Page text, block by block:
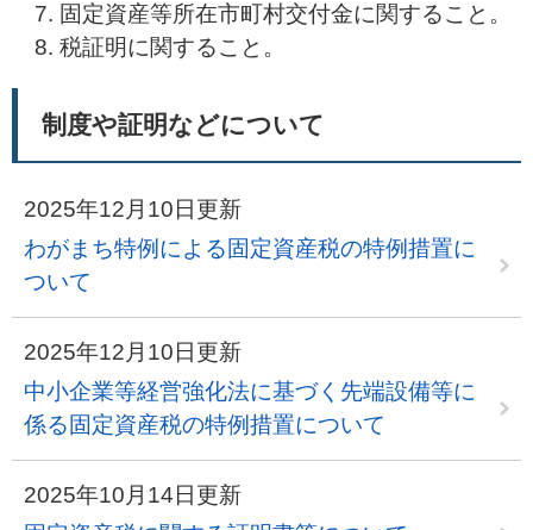
固定資産等所在市町村交付金に関すること。
税証明に関すること。
制度や証明などについて
2025年12月10日更新
わがまち特例による固定資産税の特例措置に
ついて
2025年12月10日更新
中小企業等経営強化法に基づく先端設備等に
係る固定資産税の特例措置について
2025年10月14日更新